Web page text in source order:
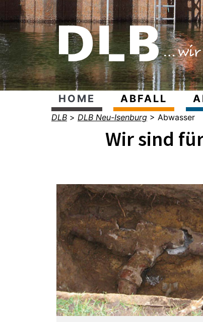
HOME ABFALL
DLB > DLB Neu-Isenburg > Abwasser
Wir sind